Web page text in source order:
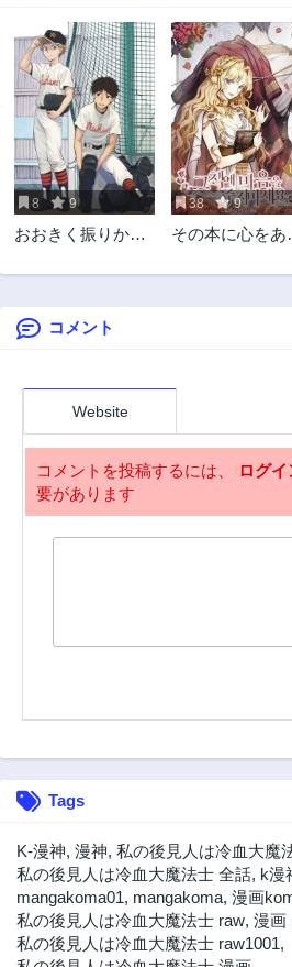
114話
3年前
113
3年前
112話
3年前
111
3年前
110話
3年前
109
3年前
108話
3年前
107
3年前
106話 105
104話
102話
3年前 3年前
98話
88話
4年前
87話
86話
4年前
85話
4年前
84話
4年前
83話
4年前
82話 81話
8 9
おおきく振りかぶ
38 9
その本に心をあ
コメント
Website
コメントを投稿するには、 ログイ
要があります
Tags
K-漫神, 漫神, 私の後見人は冷血大魔
私の後見人は冷血大魔法士 全話, k漫
mangakoma01, mangakoma, 漫画
私の後見人は冷血大魔法士 raw, 漫画
私の後見人は冷血大魔法士 raw1001,